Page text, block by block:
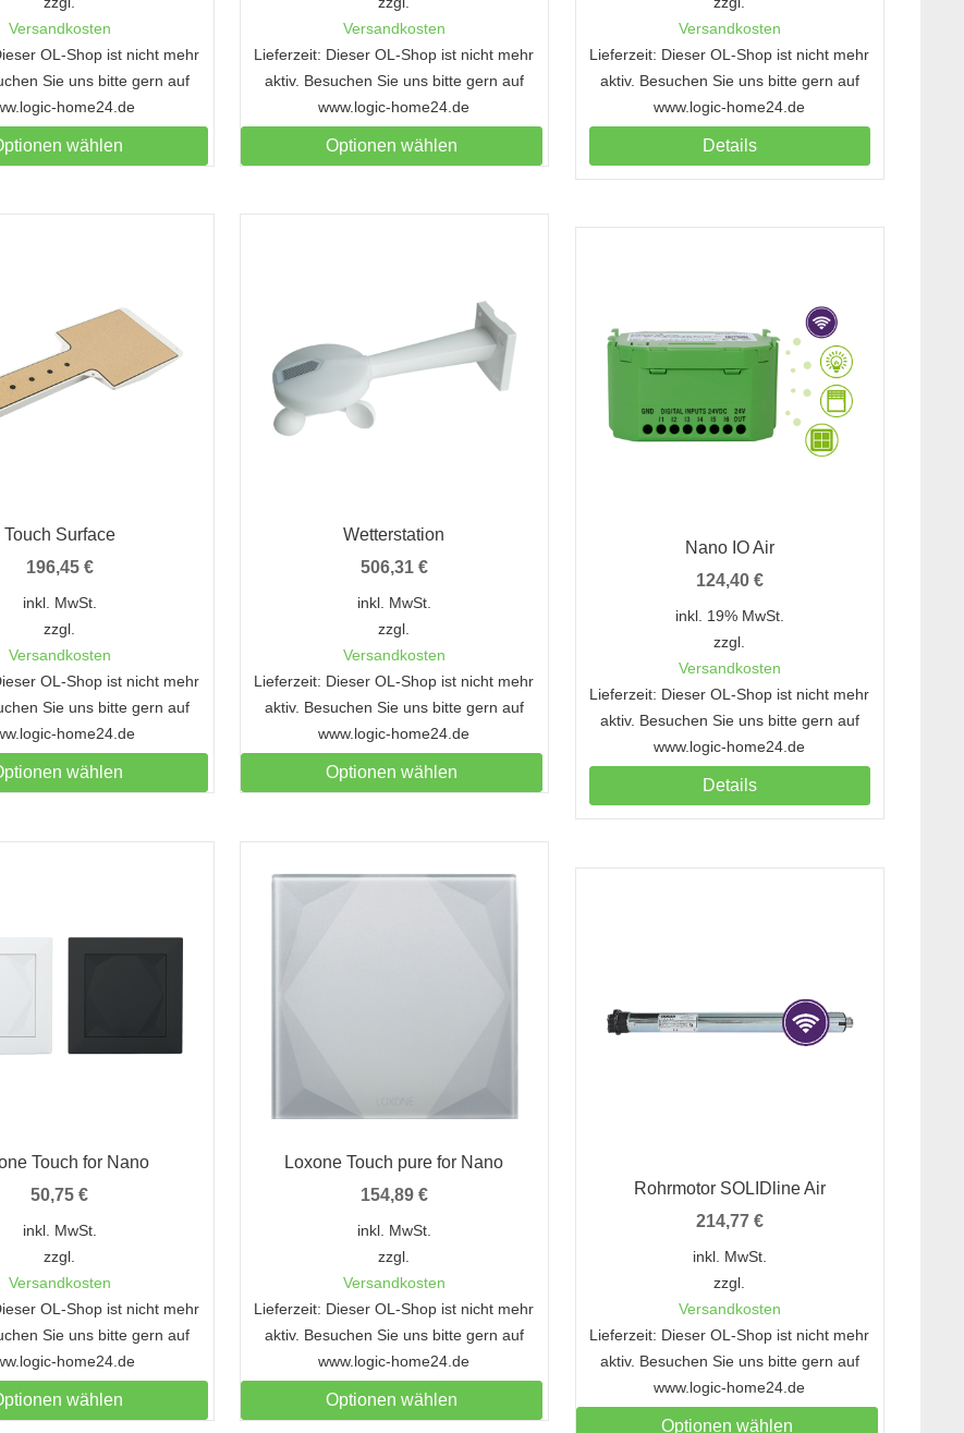
Versandkosten
OL-Shop ist nicht mehr
Sie uns bitte gern auf
home24.de
wählen
Versandkosten
Lieferzeit: Dieser OL-Shop ist nicht mehr
aktiv. Besuchen Sie uns bitte gern auf
www.logic-home24.de
Optionen wählen
Versandkosten
Lieferzeit: Dieser OL-Shop ist nicht mehr
aktiv. Besuchen Sie uns bitte gern auf
www.logic-home24.de
Details
Touch Surface
196,45 €
inkl. MwSt.
zzgl.
Versandkosten
OL-Shop ist nicht mehr
Sie uns bitte gern auf
home24.de
wählen
Wetterstation
506,31 €
inkl. MwSt.
zzgl.
Versandkosten
Lieferzeit: Dieser OL-Shop ist nicht mehr
aktiv. Besuchen Sie uns bitte gern auf
www.logic-home24.de
Optionen wählen
Nano IO Air
124,40 €
inkl. 19% MwSt.
zzgl.
Versandkosten
Lieferzeit: Dieser OL-Shop ist nicht mehr
aktiv. Besuchen Sie uns bitte gern auf
www.logic-home24.de
Details
Touch for Nano
50,75€
inkl. MwSt.
zzgl.
Versandkosten
OL-Shop ist nicht mehr
Sie uns bitte gern auf
home24.de
wählen
Loxone Touch pure for Nano
154,89 €
inkl. MwSt.
zzgl.
Versandkosten
Lieferzeit: Dieser OL-Shop ist nicht mehr
aktiv. Besuchen Sie uns bitte gern auf
www.logic-home24.de
Optionen wählen
Rohrmotor SOLIDline Air
214,77 €
inkl. MwSt.
zzgl.
Versandkosten
Lieferzeit: Dieser OL-Shop ist nicht mehr
aktiv. Besuchen Sie uns bitte gern auf
www.logic-home24.de
Optionen wählen